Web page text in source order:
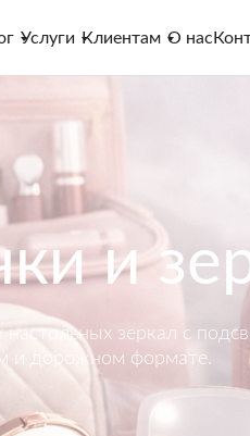
Услуги Клиентам О нас
и
зеркал с
и дорожном формате.